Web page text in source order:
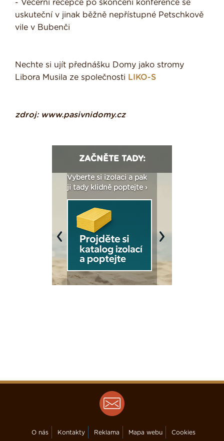
- Večerní recepce po skončení konference se
uskuteční v jinak běžně nepřístupné Petschkově
vile v Bubenči
Nechte si ujít přednášku Domy jako stromy
Libora Musila ze společnosti LIKO-S
zdroj: www.pasivnidomy.cz
ZAČNĚTE TADY:
Vyberte si izolaci a pak
ji tady klidně poptejte ›
Previous Next
O nás Kontakty Reklama Mapa webu Cookies